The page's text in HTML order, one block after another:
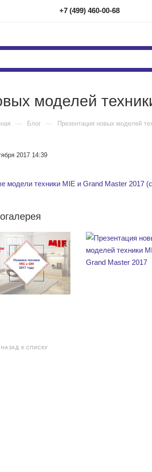
+7 (499) 460-00-68
моделей
— Блог — Презентация новых моделей
2017 14:39
модели техники MIE и Grand Master 2017
НАЗАД К СПИСКУ